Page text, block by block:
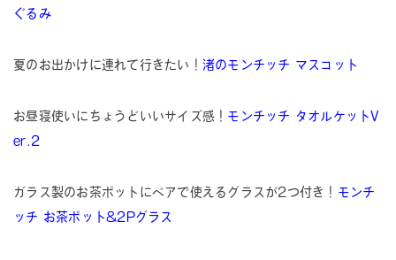
ぐるみ
夏のお出かけに連れて行きたい！ 渚のモンチッチ マスコット
お昼寝使いにちょうどいいサイズ感！ モンチッチ タオルケットV
er.2
ガラス製のお茶ポットにペアで使えるグラスが2つ付き！ モンチ
ッチ お茶ポット&2Pグラス